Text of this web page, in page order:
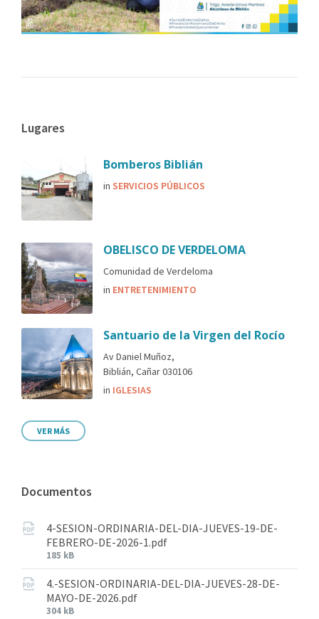
Lugares
Bomberos Biblián
in SERVICIOS PÚBLICOS
OBELISCO DE VERDELOMA
Comunidad de Verdeloma
in ENTRETENIMIENTO
Santuario de la Virgen del Rocío
Av Daniel Muñoz,
Biblián, Cañar 030106
in IGLESIAS
VER MÁS
Documentos
4-SESION-ORDINARIA-DEL-DIA-JUEVES-19-DE-
FEBRERO-DE-2026-1.pdf
185 kB
4.-SESION-ORDINARIA-DEL-DIA-JUEVES-28-DE-
MAYO-DE-2026.pdf
304 kB